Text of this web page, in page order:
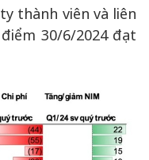
thành viên và liên
30/6/2024 đạt